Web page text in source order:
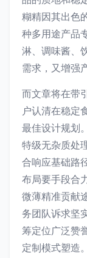
糊精因其出色
种多用途产品
淋、调味酱、
需求，又增强
而文章将在带
户认清在稳定
最佳设计规划
特级无杂质处
合响应基础路
布局要手段合
微薄精准贡献
务团队诉求坚
筹定位广泛赞
定制模式塑造